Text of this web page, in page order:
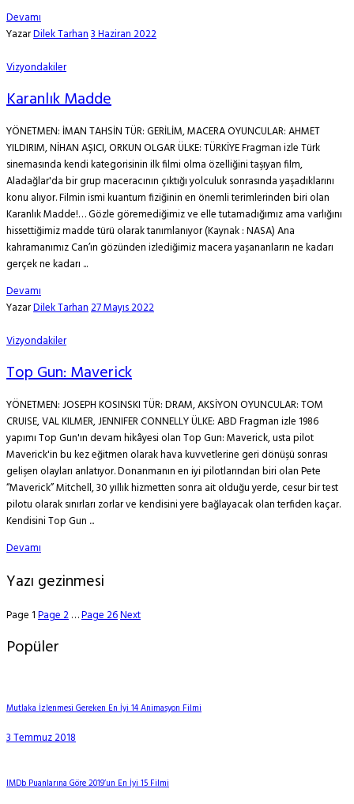
Devamı
YazarDilek Tarhan3 Haziran 2022
Vizyondakiler
Karanlık Madde
YÖNETMEN: İMAN TAHSİN TÜR: GERİLİM, MACERA OYUNCULAR: AHMET
YILDIRIM, NİHAN AŞICI, ORKUN OLGAR ÜLKE: TÜRKİYE Fragman izle Türk
sinemasında kendi kategorisinin ilk filmi olma özelliğini taşıyan film,
Aladağlar'da bir grup maceracının çıktığı yolculuk sonrasında yaşadıklarını
konu alıyor. Filmin ismi kuantum fiziğinin en önemli terimlerinden biri olan
Karanlık Madde!… Gözle göremediğimiz ve elle tutamadığımız ama varlığını
hissettiğimiz madde türü olarak tanımlanıyor (Kaynak : NASA) Ana
kahramanımız Can’ın gözünden izlediğimiz macera yaşananların ne kadarı
gerçek ne kadarı ...
Devamı
YazarDilek Tarhan27 Mayıs 2022
Vizyondakiler
Top Gun: Maverick
YÖNETMEN: JOSEPH KOSINSKI TÜR: DRAM, AKSİYON OYUNCULAR: TOM
CRUISE, VAL KILMER, JENNIFER CONNELLY ÜLKE: ABD Fragman izle 1986
yapımı Top Gun'ın devam hikâyesi olan Top Gun: Maverick, usta pilot
Maverick'in bu kez eğitmen olarak hava kuvvetlerine geri dönüşü sonrası
gelişen olayları anlatıyor. Donanmanın en iyi pilotlarından biri olan Pete
“Maverick” Mitchell, 30 yıllık hizmetten sonra ait olduğu yerde, cesur bir test
pilotu olarak sınırları zorlar ve kendisini yere bağlayacak olan terfiden kaçar.
Kendisini Top Gun ...
Devamı
Yazı gezinmesi
Page 1Page2…Page26Next
Popüler
Mutlaka İzlenmesi Gereken En İyi 14 Animasyon Filmi
3 Temmuz 2018
IMDb Puanlarına Göre 2019’un En İyi 15 Filmi